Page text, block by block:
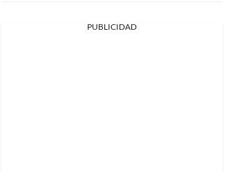
PUBLICIDAD